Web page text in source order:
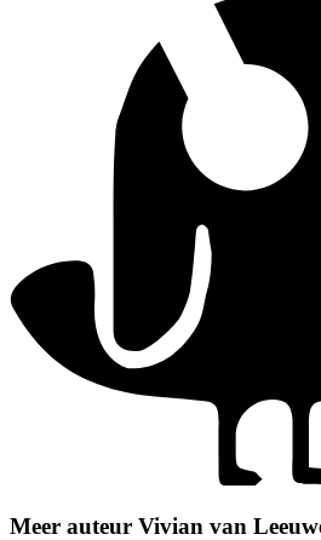
Meer auteur Vivian van